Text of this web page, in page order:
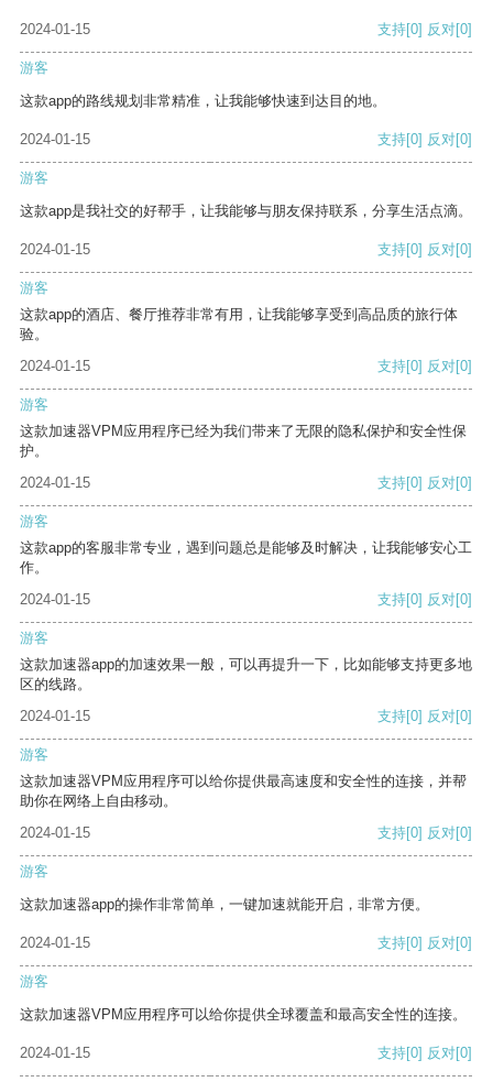
2024-01-15 支持[0] 反对[0]
游客
这款app的路线规划非常精准，让我能够快速到达目的地。
2024-01-15 支持[0] 反对[0]
游客
这款app是我社交的好帮手，让我能够与朋友保持联系，分享生活点滴。
2024-01-15 支持[0] 反对[0]
游客
这款app的酒店、餐厅推荐非常有用，让我能够享受到高品质的旅行体
验。
2024-01-15
支持[0] 反对[0]
游客
这款加速器VPM应用程序已经为我们带来了无限的隐私保护和安全性保
护。
2024-01-15
支持[0] 反对[0]
游客
这款app的客服非常专业，遇到问题总是能够及时解决，让我能够安心工
作。
2024-01-15
支持[0] 反对[0]
游客
这款加速器app的加速效果一般，可以再提升一下，比如能够支持更多地
区的线路。
2024-01-15
支持[0] 反对[0]
游客
这款加速器VPM应用程序可以给你提供最高速度和安全性的连接，并帮
助你在网络上自由移动。
2024-01-15
支持[0] 反对[0]
游客
这款加速器app的操作非常简单，一键加速就能开启，非常方便。
2024-01-15 支持[0] 反对[0]
游客
这款加速器VPM应用程序可以给你提供全球覆盖和最高安全性的连接。
2024-01-15 支持[0] 反对[0]